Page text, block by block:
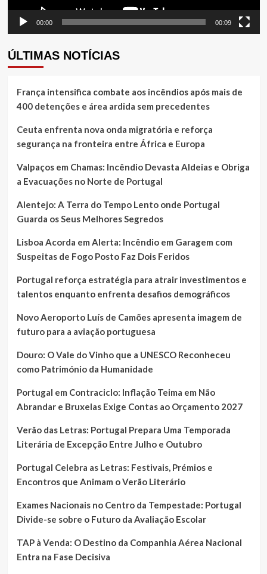
00:00 00:09
ÚLTIMAS NOTÍCIAS
França intensifica combate aos incêndios após mais de
400 detenções e área ardida sem precedentes
Ceuta enfrenta nova onda migratória e reforça
segurança na fronteira entre África e Europa
Valpaços em Chamas: Incêndio Devasta Aldeias e Obriga
a Evacuações no Norte de Portugal
Alentejo: A Terra do Tempo Lento onde Portugal
Guarda os Seus Melhores Segredos
Lisboa Acorda em Alerta: Incêndio em Garagem com
Suspeitas de Fogo Posto Faz Dois Feridos
Portugal reforça estratégia para atrair investimentos e
talentos enquanto enfrenta desafios demográficos
Novo Aeroporto Luís de Camões apresenta imagem de
futuro para a aviação portuguesa
Douro: O Vale do Vinho que a UNESCO Reconheceu
como Património da Humanidade
Portugal em Contraciclo: Inflação Teima em Não
Abrandar e Bruxelas Exige Contas ao Orçamento 2027
Verão das Letras: Portugal Prepara Uma Temporada
Literária de Excepção Entre Julho e Outubro
Portugal Celebra as Letras: Festivais, Prémios e
Encontros que Animam o Verão Literário
Exames Nacionais no Centro da Tempestade: Portugal
Divide-se sobre o Futuro da Avaliação Escolar
TAP à Venda: O Destino da Companhia Aérea Nacional
Entra na Fase Decisiva